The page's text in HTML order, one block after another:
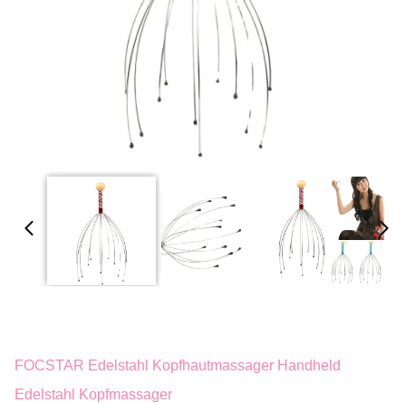
FOCSTAR Edelstahl Kopfhautmassager Handheld
Edelstahl Kopfmassager